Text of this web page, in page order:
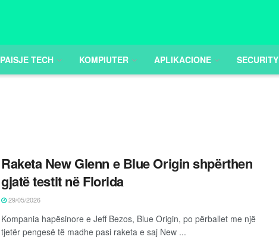
PAISJE TECH KOMPIUTER APLIKACIONE SECURITY
Raketa New Glenn e Blue Origin shpërthen
gjatë testit në Florida
29/05/2026
Kompania hapësinore e Jeff Bezos, Blue Origin, po përballet me një
tjetër pengesë të madhe pasi raketa e saj New ...